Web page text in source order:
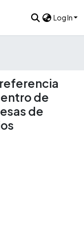
Log In
de
de